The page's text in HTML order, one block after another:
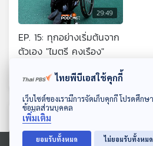
ดาวน์โหลด Thai PBS Podcast Application
29:49
EP. 15: ทุกอย่างเริ่มต้นจาก
ตัวเอง "ไมตรี คงเรือง"
ตอนที่เกี่ยวข้อง
ไทยพีบีเอสใช้คุกกี้
เว็บไซต์ของเรามีการจัดเก็บคุกกี้ โปรดศึก
ข้อมูลส่วนบุคคล
เพิ่มเติม
ยอมรับทั้งหมด ไม่ยอมรับทั้งหมด